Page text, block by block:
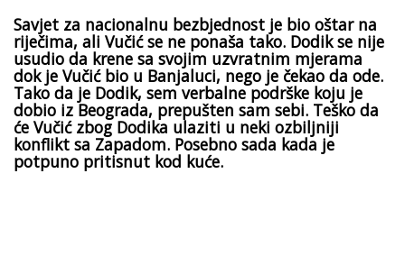
Savjet za nacionalnu bezbjednost je bio oštar na
riječima, ali Vučić se ne ponaša tako. Dodik se nije
usudio da krene sa svojim uzvratnim mjerama
dok je Vučić bio u Banjaluci, nego je čekao da ode.
Tako da je Dodik, sem verbalne podrške koju je
dobio iz Beograda, prepušten sam sebi. Teško da
će Vučić zbog Dodika ulaziti u neki ozbiljniji
konflikt sa Zapadom. Posebno sada kada je
potpuno pritisnut kod kuće.